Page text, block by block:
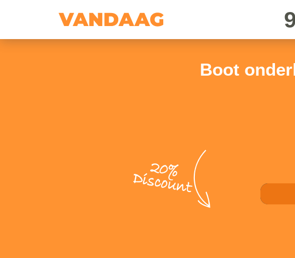
Boot
20%
Discount